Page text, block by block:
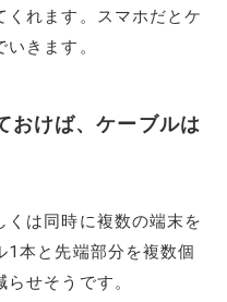
れます。スマホだとケ
きます。
おけば、ケーブルは
は同時に複数の端末を
1本と先端部分を複数個
せそうです。